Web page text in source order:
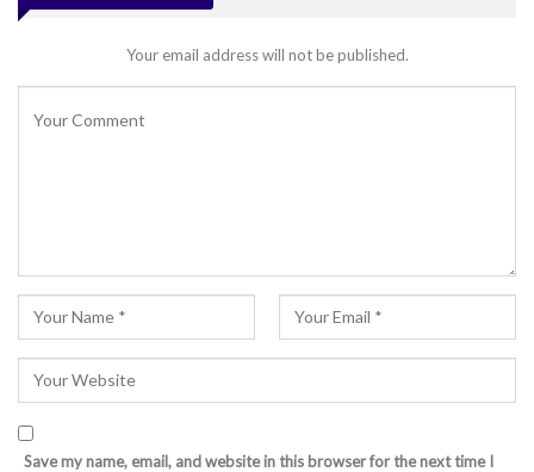
Your email address will not be published.
Save my name, email, and website in this browser for the next time I